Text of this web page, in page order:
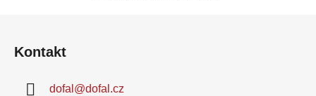
Kontakt
dofal @dofal.cz